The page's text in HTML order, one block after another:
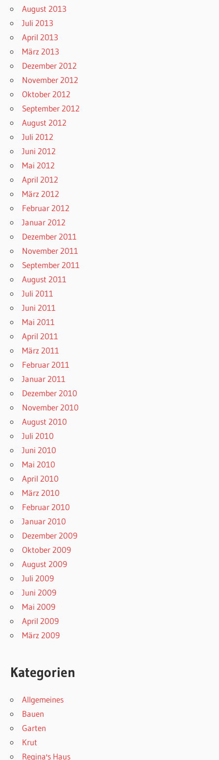
August 2013
Juli 2013
April 2013
März 2013
Dezember 2012
November 2012
Oktober 2012
September 2012
August 2012
Juli 2012
Juni 2012
Mai 2012
April 2012
März 2012
Februar 2012
Januar 2012
Dezember 2011
November 2011
September 2011
August 2011
Juli 2011
Juni 2011
Mai 2011
April 2011
März 2011
Februar 2011
Januar 2011
Dezember 2010
November 2010
August 2010
Juli 2010
Juni 2010
Mai 2010
April 2010
März 2010
Februar 2010
Januar 2010
Dezember 2009
Oktober 2009
August 2009
Juli 2009
Juni 2009
Mai 2009
April 2009
März 2009
Kategorien
Allgemeines
Bauen
Garten
Krut
Regina's Haus